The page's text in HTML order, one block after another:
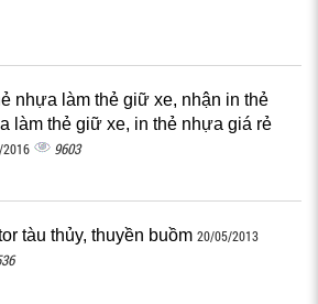
nhựa làm thẻ giữ xe, nhận in thẻ
làm thẻ giữ xe, in thẻ nhựa giá rẻ
9603
tàu thủy, thuyền buồm 20/05/2013